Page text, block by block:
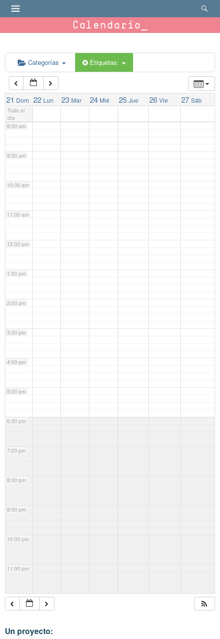
Calendario
Categorías Etiquetas:
21 Dom 22 Lun 23 Mar 24 Mié 25 Jue 26 Vie 27 Sáb
Todo el
día
4:00 am
6:00 am
7:00 am
8:00 am
9:00 am
10:00 am
11:00 am
12:00 pm
1:00 pm
2:00 pm
3:00 pm
4:00 pm
5:00 pm
6:00 pm
7:00 pm
8:00 pm
9:00 pm
10:00 pm
11:00 pm
Un proyecto: